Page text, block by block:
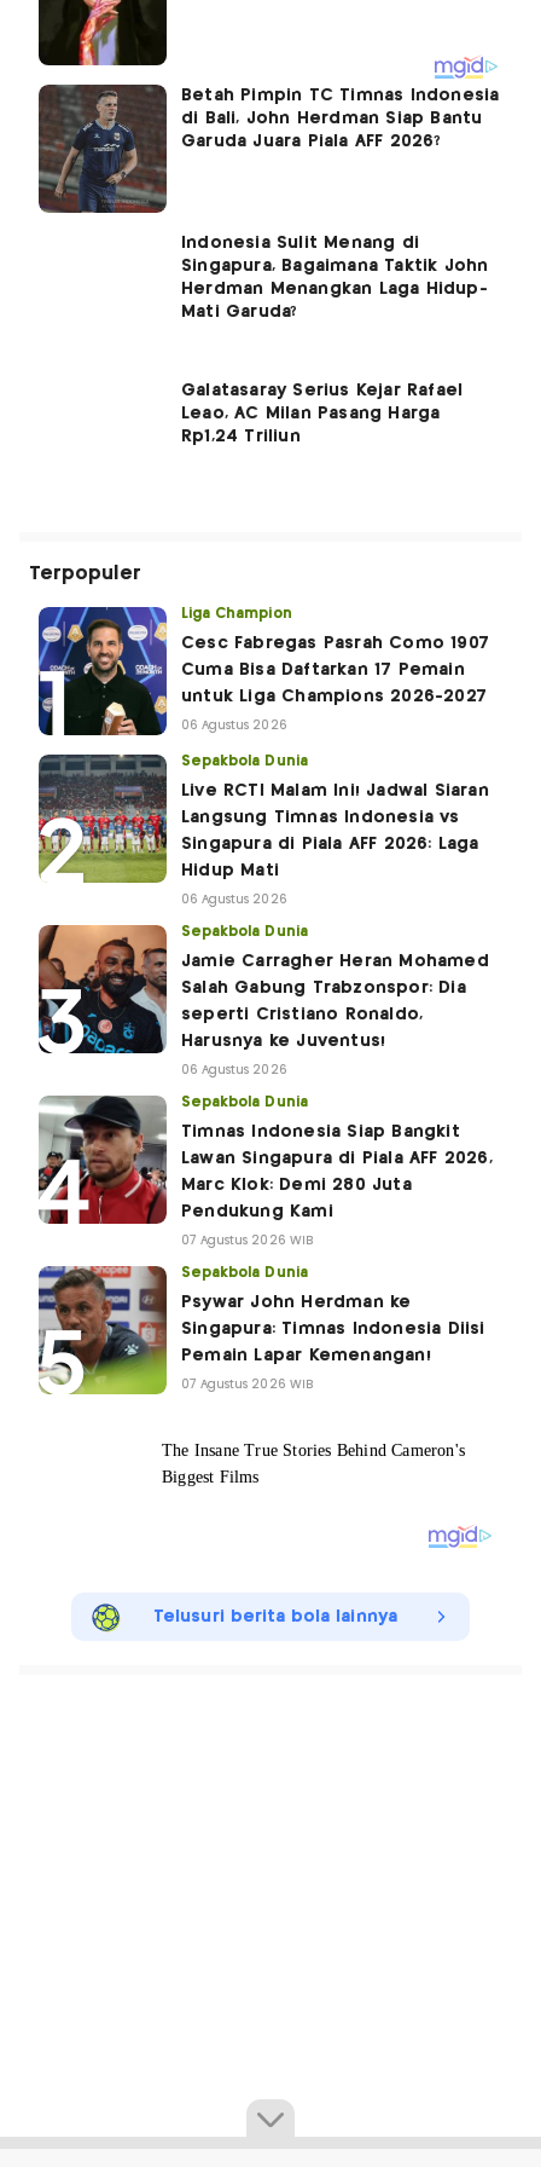
Betah Pimpin TC Timnas Indonesia
di Bali, John Herdman Siap Bantu
Garuda Juara Piala AFF 2026?
Indonesia Sulit Menang di
Singapura, Bagaimana Taktik John
Herdman Menangkan Laga Hidup-
Mati Garuda?
Galatasaray Serius Kejar Rafael
Leao, AC Milan Pasang Harga
Rp1,24 Triliun
Terpopuler
Liga Champion
Cesc Fabregas Pasrah Como 1907
Cuma Bisa Daftarkan 17 Pemain
untuk Liga Champions 2026-2027
06 Agustus 2026
Sepakbola Dunia
Live RCTI Malam Ini! Jadwal Siaran
Langsung Timnas Indonesia vs
Singapura di Piala AFF 2026: Laga
Hidup Mati
06 Agustus 2026
Sepakbola Dunia
Jamie Carragher Heran Mohamed
Salah Gabung Trabzonspor: Dia
seperti Cristiano Ronaldo,
Harusnya ke Juventus!
06 Agustus 2026
Sepakbola Dunia
Timnas Indonesia Siap Bangkit
Lawan Singapura di Piala AFF 2026,
Marc Klok: Demi 280 Juta
Pendukung Kami
07 Agustus 2026 WIB
Sepakbola Dunia
Psywar John Herdman ke
Singapura: Timnas Indonesia Diisi
Pemain Lapar Kemenangan!
07 Agustus 2026 WIB
Telusuri berita bola lainnya